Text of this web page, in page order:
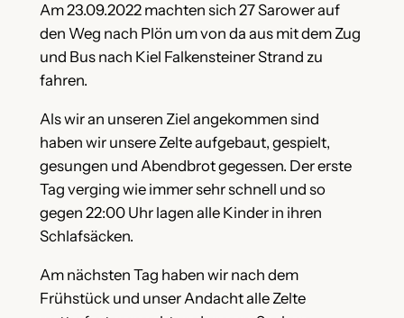
Am 23.09.2022 machten sich 27 Sarower auf
den Weg nach Plön um von da aus mit dem Zug
und Bus nach Kiel Falkensteiner Strand zu
fahren.
Als wir an unseren Ziel angekommen sind
haben wir unsere Zelte aufgebaut, gespielt,
gesungen und Abendbrot gegessen. Der erste
Tag verging wie immer sehr schnell und so
gegen 22:00 Uhr lagen alle Kinder in ihren
Schlafsäcken.
Am nächsten Tag haben wir nach dem
Frühstück und unser Andacht alle Zelte